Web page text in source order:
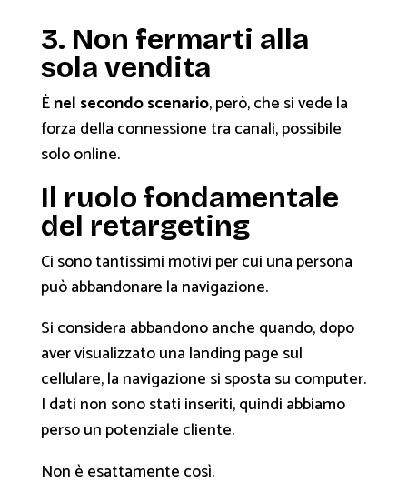
3. Non fermarti alla
sola vendita
Ènel secondo scenario, però, che si vede la
forza della connessione tra canali, possibile
solo online.
Il ruolo fondamentale
del retargeting
Ci sono tantissimi motivi per cui una persona
può abbandonare la navigazione.
Si considera abbandono anche quando, dopo
aver visualizzato una landing page sul
cellulare, la navigazione si sposta su computer.
I dati non sono stati inseriti, quindi abbiamo
perso un potenziale cliente.
Non è esattamente così.